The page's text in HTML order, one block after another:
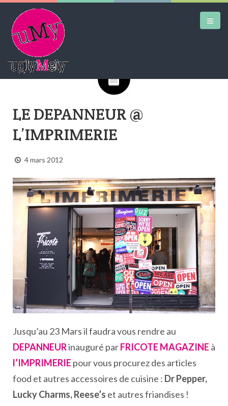
AIRTRAINERPEDIA
STREET ART
CONTACT
Google+
LE DEPANNEUR @
L’IMPRIMERIE
4 mars 2012
Jusqu’au 23 Mars il faudra vous rendre au
DEPANNEURinauguré parFRICOTE MAGAZINE à
l’IMPRIMERIE pour vous procurez des articles
food et autres accessoires de cuisine : Dr Pepper,
Lucky Charms, Reese’s et autres friandises !